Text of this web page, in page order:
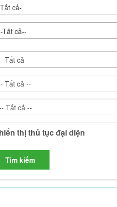
cả-
Tất cả--
Tất cả --
Tất cả --
Tìm kiếm